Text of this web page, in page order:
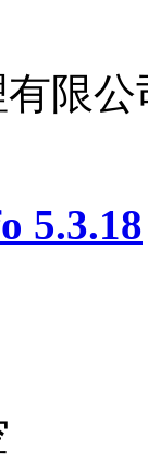
限公
5.3.18